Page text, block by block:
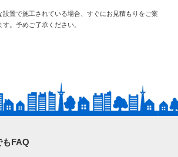
設置で施工されている場合、すぐにお見積もりをご案
。予めご了承ください。
もFAQ